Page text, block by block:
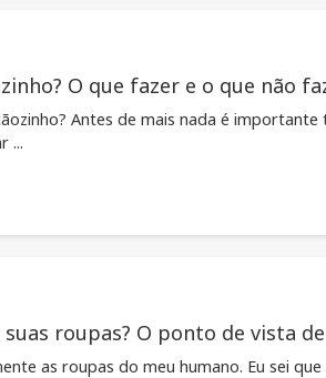
O que fazer e o que não
Antes de mais nada é
...
roupas? O ponto de vista
as roupas do meu humano. Eu sei